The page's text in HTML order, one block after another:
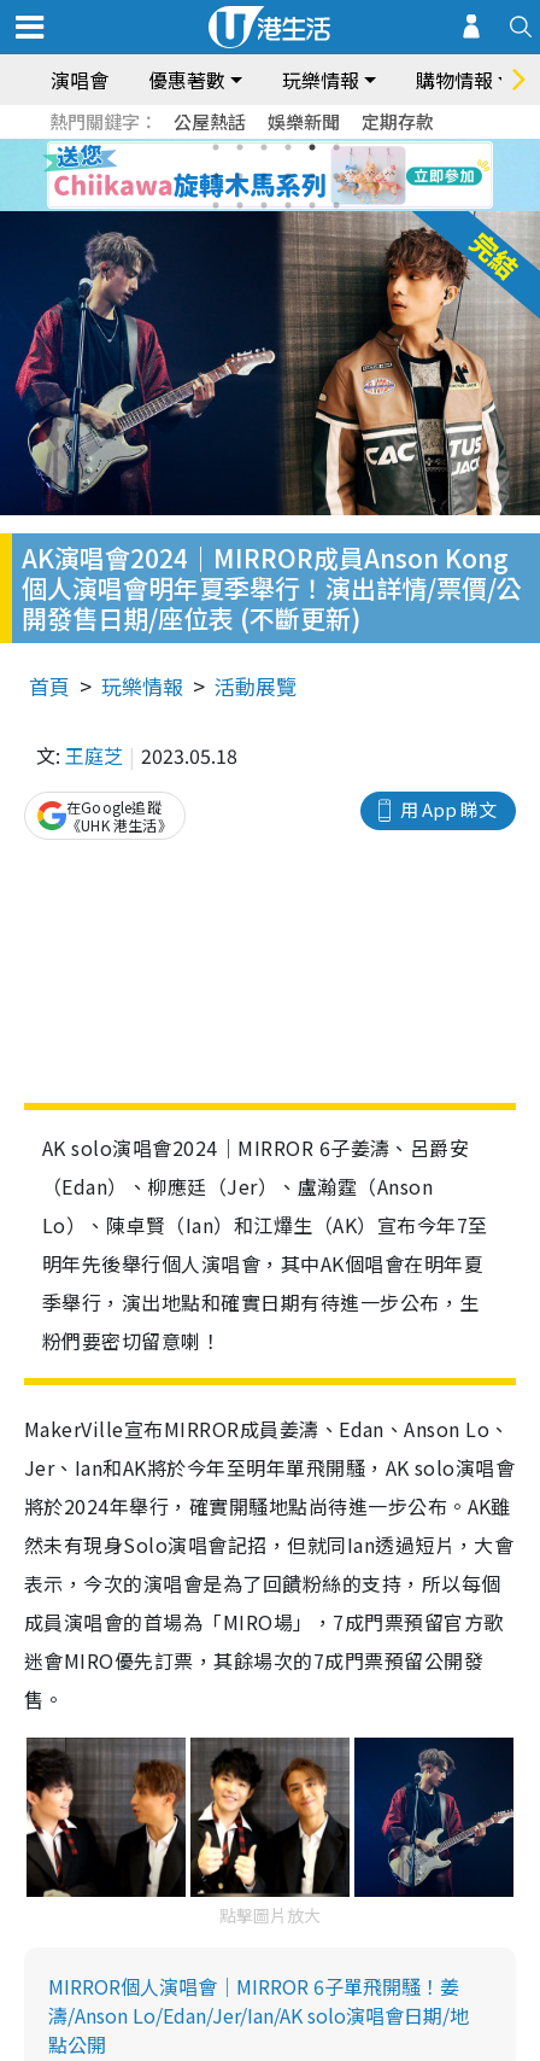
演唱會 優惠著數 玩樂情報 購物情報
熱門關鍵字： 公屋熱話 娛樂新聞 定期存款
AK演唱會2024｜MIRROR成員Anson Kong
個人演唱會明年夏季舉行！演出詳情/票價/公
開發售日期/座位表 (不斷更新)
首頁 玩樂情報 活動展覽
文: 王庭芝 2023.05.18
用 App 睇文
在Google追蹤
《UHK 港生活》
AK solo演唱會2024｜MIRROR 6子姜濤、呂爵安
（Edan）、柳應廷（Jer）、盧瀚霆（Anson
Lo）、陳卓賢（Ian）和江𤒹生（AK）宣布今年7至
明年先後舉行個人演唱會，其中AK個唱會在明年夏
季舉行，演出地點和確實日期有待進一步公布，生
粉們要密切留意喇！
MakerVille宣布MIRROR成員姜濤、Edan、Anson Lo、
Jer、Ian和AK將於今年至明年單飛開騷，AK solo演唱會
將於2024年舉行，確實開騷地點尚待進一步公布。AK雖
然未有現身Solo演唱會記招，但就同Ian透過短片，大會
表示，今次的演唱會是為了回饋粉絲的支持，所以每個
成員演唱會的首場為「MIRO場」，7成門票預留官方歌
迷會MIRO優先訂票，其餘場次的7成門票預留公開發
售。
點擊圖片放大
MIRROR個人演唱會｜MIRROR 6子單飛開騷！姜
濤/Anson Lo/Edan/Jer/Ian/AK solo演唱會日期/地
點公開